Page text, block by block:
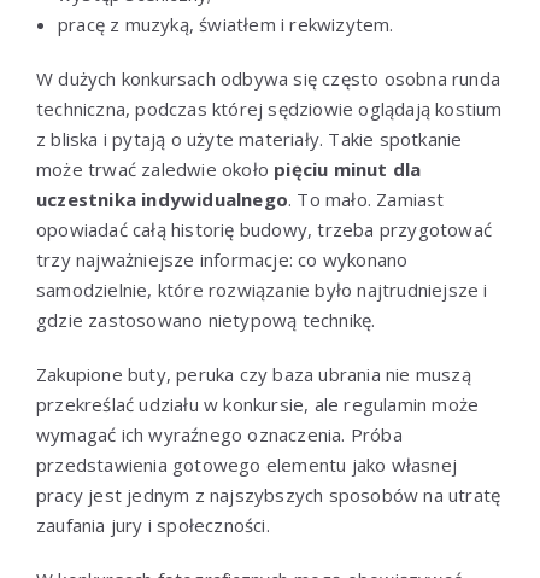
pracę z muzyką, światłem i rekwizytem.
W dużych konkursach odbywa się często osobna runda
techniczna, podczas której sędziowie oglądają kostium
z bliska i pytają o użyte materiały. Takie spotkanie
może trwać zaledwie około pięciu minut dla
uczestnika indywidualnego. To mało. Zamiast
opowiadać całą historię budowy, trzeba przygotować
trzy najważniejsze informacje: co wykonano
samodzielnie, które rozwiązanie było najtrudniejsze i
gdzie zastosowano nietypową technikę.
Zakupione buty, peruka czy baza ubrania nie muszą
przekreślać udziału w konkursie, ale regulamin może
wymagać ich wyraźnego oznaczenia. Próba
przedstawienia gotowego elementu jako własnej
pracy jest jednym z najszybszych sposobów na utratę
zaufania jury i społeczności.